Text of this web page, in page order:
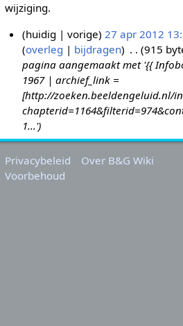
wijziging.
0
1
2
huidig vorige 27 apr 2012
overleg
bijdragen 915
pagina aangemaakt met '{{
1967 | archief_link =
[http://zoeken.beeldengeluid.nl/
1...'
Privacybeleid
Over B&G Wiki
Voorbehoud